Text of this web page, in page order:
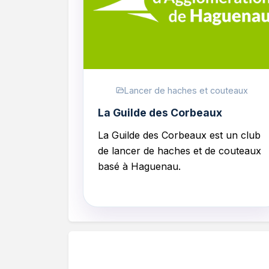
Lancer de haches et couteaux
La Guilde des Corbeaux
La Guilde des Corbeaux est un club
de lancer de haches et de couteaux
basé à Haguenau.